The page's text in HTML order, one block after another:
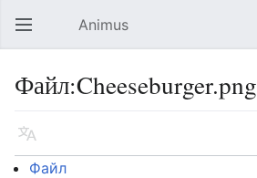
Открыть главное меню Animus
Файл:Cheeseburger.png
Язык
Файл